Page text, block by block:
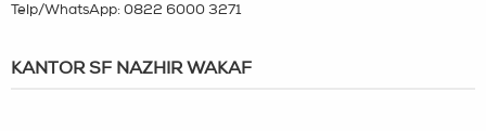
Telp/WhatsApp: 0822 6000 3271
KANTOR SF NAZHIR WAKAF